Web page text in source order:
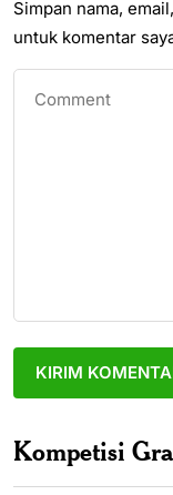
Simpan nama,
untuk komentar
Kompetisi